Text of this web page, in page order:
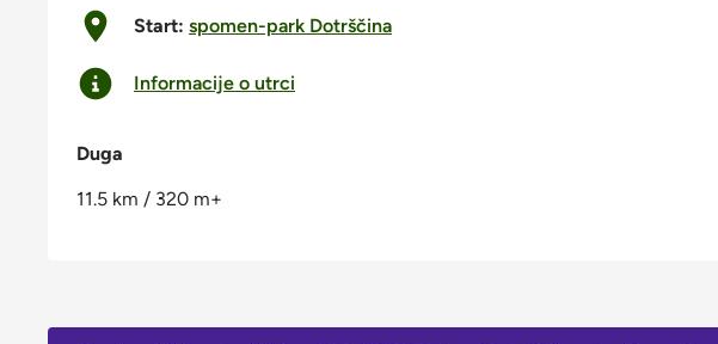
Start: spomen-park Dotrščina
Informacije o utrci
Duga
11.5 km / 320 m+